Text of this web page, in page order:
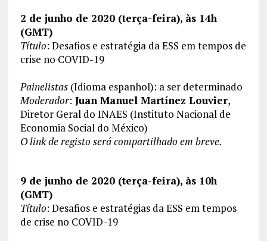
2 de junho de 2020 (terça-feira), às 14h
(GMT)
Título: Desafios e estratégia da ESS em tempos de
crise no COVID-19
Painelistas (Idioma espanhol): a ser determinado
Moderador: Juan Manuel Martínez Louvier,
Diretor Geral do INAES (Instituto Nacional de
Economia Social do México)
O link de registo será compartilhado em breve.
9 de junho de 2020 (terça-feira), às 10h
(GMT)
Título: Desafios e estratégias da ESS em tempos
de crise no COVID-19